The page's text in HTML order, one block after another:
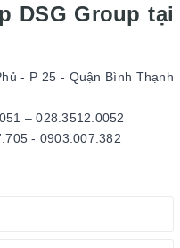
DSG Group tại
- P 25 - Quận Bình Thạnh
– 028.3512.0052
- 0903.007.382